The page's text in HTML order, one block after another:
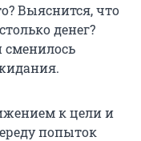
Выяснится, что
денег?
сменилось
к цели и
попыток